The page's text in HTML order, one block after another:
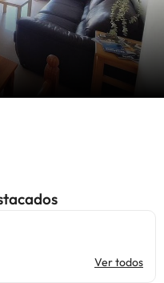
Ver todos